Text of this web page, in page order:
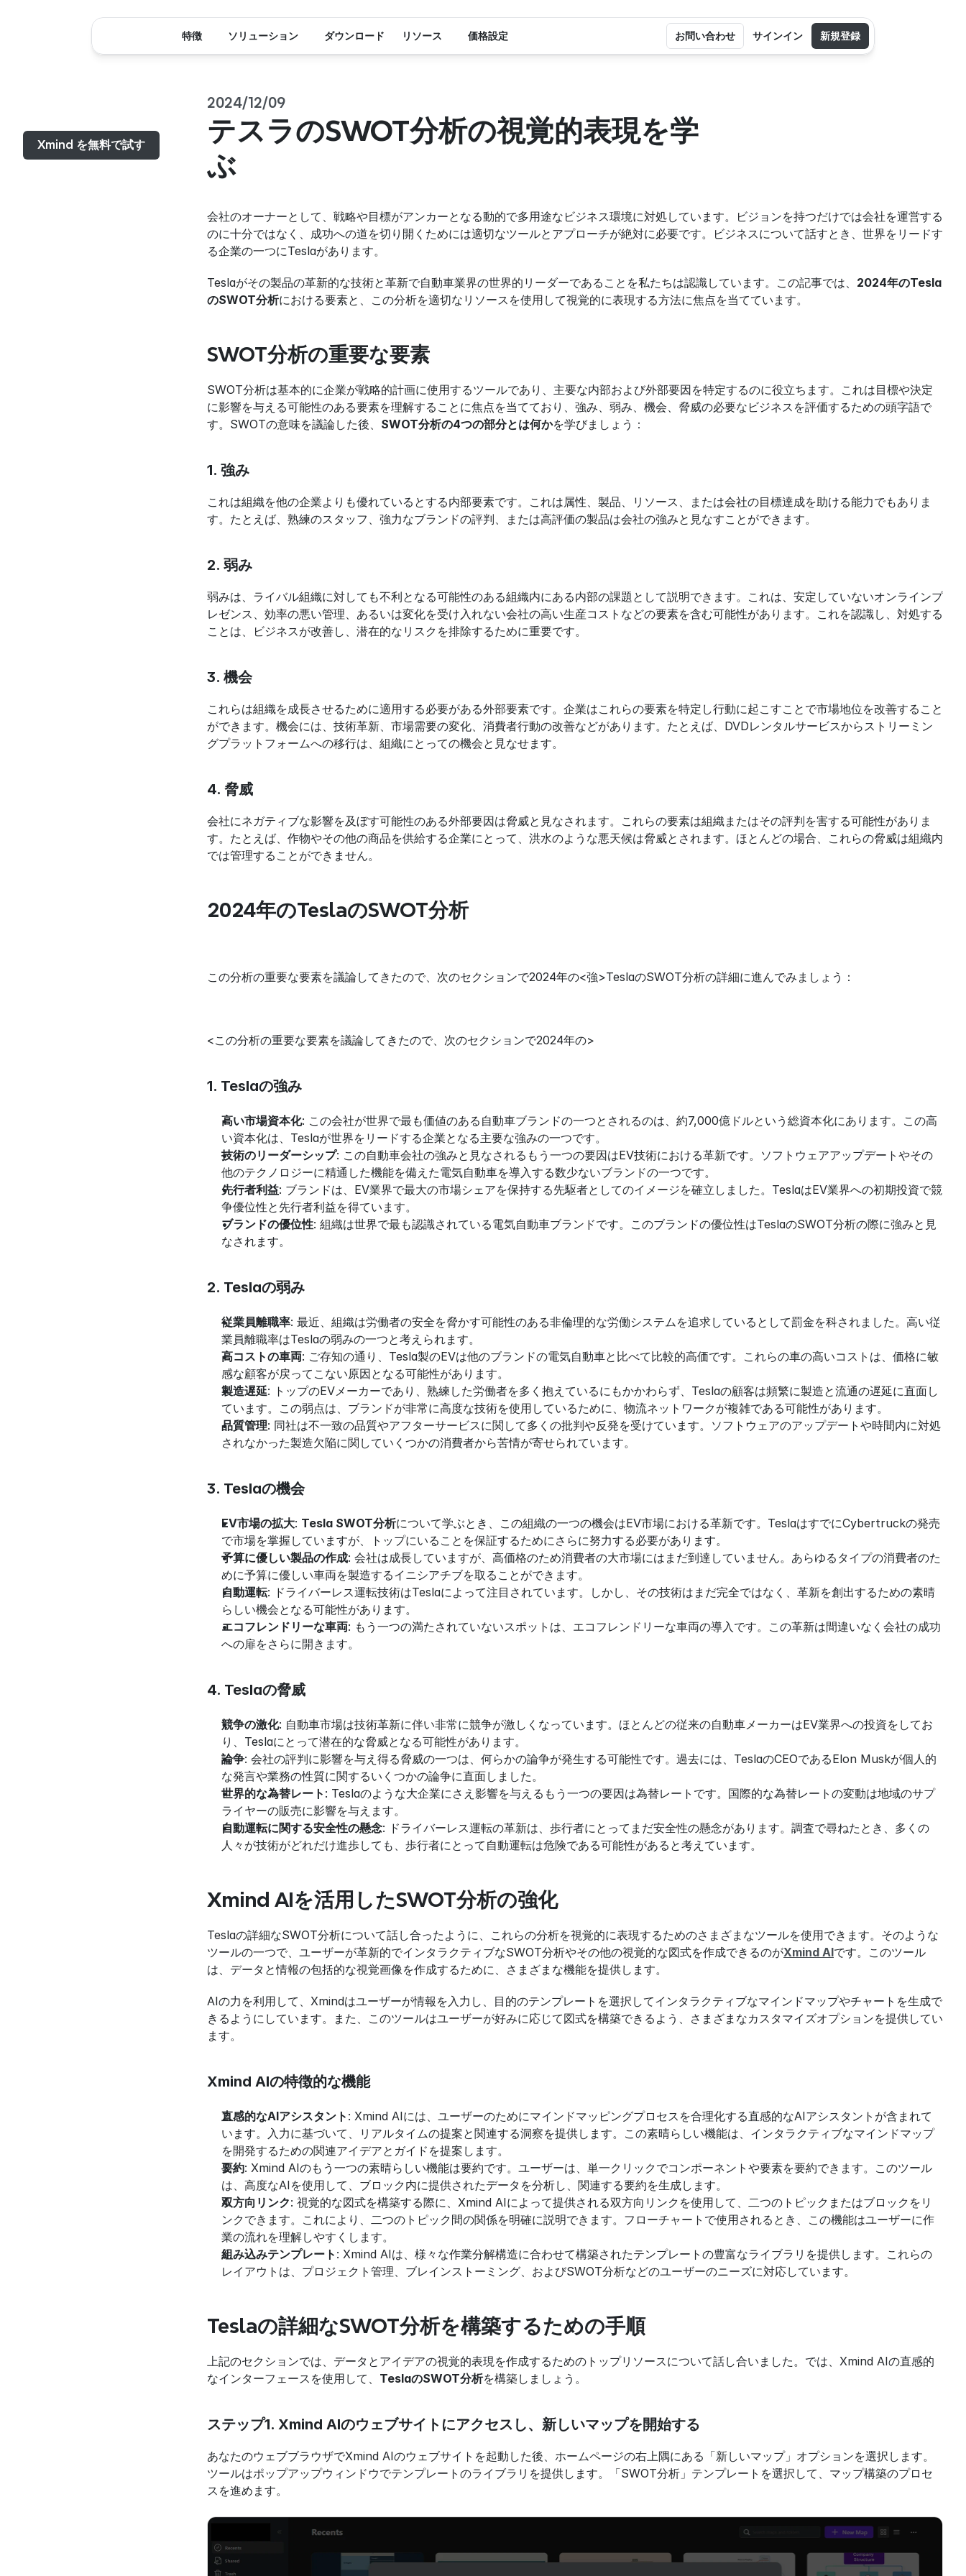
Xmind を無料で試す
2024/12/09
テスラのSWOT分析の視覚的表現を学
ぶ
会社のオーナーとして、戦略や目標がアンカーとなる動的で多用途なビジネス環境に対処しています。ビジョンを持つだけでは会社を運営する
のに十分ではなく、成功への道を切り開くためには適切なツールとアプローチが絶対に必要です。ビジネスについて話すとき、世界をリードす
る企業の一つにTeslaがあります。
Teslaがその製品の革新的な技術と革新で自動車業界の世界的リーダーであることを私たちは認識しています。この記事では、 2024年のTesla
のSWOT分析における要素と、この分析を適切なリソースを使用して視覚的に表現する方法に焦点を当てています。
SWOT分析の重要な要素
SWOT分析は基本的に企業が戦略的計画に使用するツールであり、主要な内部および外部要因を特定するのに役立ちます。これは目標や決定
に影響を与える可能性のある要素を理解することに焦点を当てており、強み、弱み、機会、脅威の必要なビジネスを評価するための頭字語で
す。SWOTの意味を議論した後、 SWOT分析の4つの部分とは何かを学びましょう：
1. 強み
これは組織を他の企業よりも優れているとする内部要素です。これは属性、製品、リソース、または会社の目標達成を助ける能力でもありま
す。たとえば、熟練のスタッフ、強力なブランドの評判、または高評価の製品は会社の強みと見なすことができます。
2. 弱み
弱みは、ライバル組織に対しても不利となる可能性のある組織内にある内部の課題として説明できます。これは、安定していないオンラインプ
レゼンス、効率の悪い管理、あるいは変化を受け入れない会社の高い生産コストなどの要素を含む可能性があります。これを認識し、対処する
ことは、ビジネスが改善し、潜在的なリスクを排除するために重要です。
3. 機会
これらは組織を成長させるために適用する必要がある外部要素です。企業はこれらの要素を特定し行動に起こすことで市場地位を改善すること
ができます。機会には、技術革新、市場需要の変化、消費者行動の改善などがあります。たとえば、DVDレンタルサービスからストリーミン
グプラットフォームへの移行は、組織にとっての機会と見なせます。
4. 脅威
会社にネガティブな影響を及ぼす可能性のある外部要因は脅威と見なされます。これらの要素は組織またはその評判を害する可能性がありま
す。たとえば、作物やその他の商品を供給する企業にとって、洪水のような悪天候は脅威とされます。ほとんどの場合、これらの脅威は組織内
では管理することができません。
2024年のTeslaのSWOT分析
この分析の重要な要素を議論してきたので、次のセクションで2024年の<強>TeslaのSWOT分析の詳細に進んでみましょう：
<この分析の重要な要素を議論してきたので、次のセクションで2024年の>
1. Teslaの強み
高い市場資本化: この会社が世界で最も価値のある自動車ブランドの一つとされるのは、約7,000億ドルという総資本化にあります。この高
い資本化は、Teslaが世界をリードする企業となる主要な強みの一つです。
技術のリーダーシップ: この自動車会社の強みと見なされるもう一つの要因はEV技術における革新です。ソフトウェアアップデートやその
他のテクノロジーに精通した機能を備えた電気自動車を導入する数少ないブランドの一つです。
先行者利益: ブランドは、EV業界で最大の市場シェアを保持する先駆者としてのイメージを確立しました。TeslaはEV業界への初期投資で競
争優位性と先行者利益を得ています。
ブランドの優位性: 組織は世界で最も認識されている電気自動車ブランドです。このブランドの優位性はTeslaのSWOT分析の際に強みと見
なされます。
2. Teslaの弱み
従業員離職率: 最近、組織は労働者の安全を脅かす可能性のある非倫理的な労働システムを追求しているとして罰金を科されました。高い従
業員離職率はTeslaの弱みの一つと考えられます。
高コストの車両: ご存知の通り、Tesla製のEVは他のブランドの電気自動車と比べて比較的高価です。これらの車の高いコストは、価格に敏
感な顧客が戻ってこない原因となる可能性があります。
製造遅延: トップのEVメーカーであり、熟練した労働者を多く抱えているにもかかわらず、Teslaの顧客は頻繁に製造と流通の遅延に直面し
ています。この弱点は、ブランドが非常に高度な技術を使用しているために、物流ネットワークが複雑である可能性があります。
品質管理: 同社は不一致の品質やアフターサービスに関して多くの批判や反発を受けています。ソフトウェアのアップデートや時間内に対処
されなかった製造欠陥に関していくつかの消費者から苦情が寄せられています。
3. Teslaの機会
EV市場の拡大: Tesla SWOT分析について学ぶとき、この組織の一つの機会はEV市場における革新です。TeslaはすでにCybertruckの発売
で市場を掌握していますが、トップにいることを保証するためにさらに努力する必要があります。
予算に優しい製品の作成: 会社は成長していますが、高価格のため消費者の大市場にはまだ到達していません。あらゆるタイプの消費者のた
めに予算に優しい車両を製造するイニシアチブを取ることができます。
自動運転: ドライバーレス運転技術はTeslaによって注目されています。しかし、その技術はまだ完全ではなく、革新を創出するための素晴
らしい機会となる可能性があります。
エコフレンドリーな車両: もう一つの満たされていないスポットは、エコフレンドリーな車両の導入です。この革新は間違いなく会社の成功
への扉をさらに開きます。
4. Teslaの脅威
競争の激化: 自動車市場は技術革新に伴い非常に競争が激しくなっています。ほとんどの従来の自動車メーカーはEV業界への投資をしてお
り、Teslaにとって潜在的な脅威となる可能性があります。
論争: 会社の評判に影響を与え得る脅威の一つは、何らかの論争が発生する可能性です。過去には、TeslaのCEOであるElon Muskが個人的
な発言や業務の性質に関するいくつかの論争に直面しました。
世界的な為替レート : Teslaのような大企業にさえ影響を与えるもう一つの要因は為替レートです。国際的な為替レートの変動は地域のサプ
ライヤーの販売に影響を与えます。
自動運転に関する安全性の懸念: ドライバーレス運転の革新は、歩行者にとってまだ安全性の懸念があります。調査で尋ねたとき、多くの
人々が技術がどれだけ進歩しても、歩行者にとって自動運転は危険である可能性があると考えています。
Xmind AIを活用したSWOT分析の強化
Teslaの詳細なSWOT分析について話し合ったように、これらの分析を視覚的に表現するためのさまざまなツールを使用できます。そのような
ツールの一つで、ユーザーが革新的でインタラクティブなSWOT分析やその他の視覚的な図式を作成できるのがXmind AIです。このツール
は、データと情報の包括的な視覚画像を作成するために、さまざまな機能を提供します。
AIの力を利用して、Xmindはユーザーが情報を入力し、目的のテンプレートを選択してインタラクティブなマインドマップやチャートを生成で
きるようにしています。また、このツールはユーザーが好みに応じて図式を構築できるよう、さまざまなカスタマイズオプションを提供してい
ます。
Xmind AIの特徴的な機能
直感的なAIアシスタント : Xmind AIには、ユーザーのためにマインドマッピングプロセスを合理化する直感的なAIアシスタントが含まれて
います。入力に基づいて、リアルタイムの提案と関連する洞察を提供します。この素晴らしい機能は、インタラクティブなマインドマップ
を開発するための関連アイデアとガイドを提案します。
要約: Xmind AIのもう一つの素晴らしい機能は要約です。ユーザーは、単一クリックでコンポーネントや要素を要約できます。このツール
は、高度なAIを使用して、ブロック内に提供されたデータを分析し、関連する要約を生成します。
双方向リンク: 視覚的な図式を構築する際に、Xmind AIによって提供される双方向リンクを使用して、二つのトピックまたはブロックをリ
ンクできます。これにより、二つのトピック間の関係を明確に説明できます。フローチャートで使用されるとき、この機能はユーザーに作
業の流れを理解しやすくします。
組み込みテンプレート : Xmind AIは、様々な作業分解構造に合わせて構築されたテンプレートの豊富なライブラリを提供します。これらの
レイアウトは、プロジェクト管理、ブレインストーミング、およびSWOT分析などのユーザーのニーズに対応しています。
Teslaの詳細なSWOT分析を構築するための手順
上記のセクションでは、データとアイデアの視覚的表現を作成するためのトップリソースについて話し合いました。では、Xmind AIの直感的
なインターフェースを使用して、 TeslaのSWOT分析を構築しましょう。
ステップ1. Xmind AIのウェブサイトにアクセスし、新しいマップを開始する
あなたのウェブブラウザでXmind AIのウェブサイトを起動した後、ホームページの右上隅にある「新しいマップ」オプションを選択します。
ツールはポップアップウィンドウでテンプレートのライブラリを提供します。「SWOT分析」テンプレートを選択して、マップ構築のプロセ
スを進めます。
特徴 ソリューション ダウンロード リソース 価格設定 お問い合わせ サインイン 新規登録